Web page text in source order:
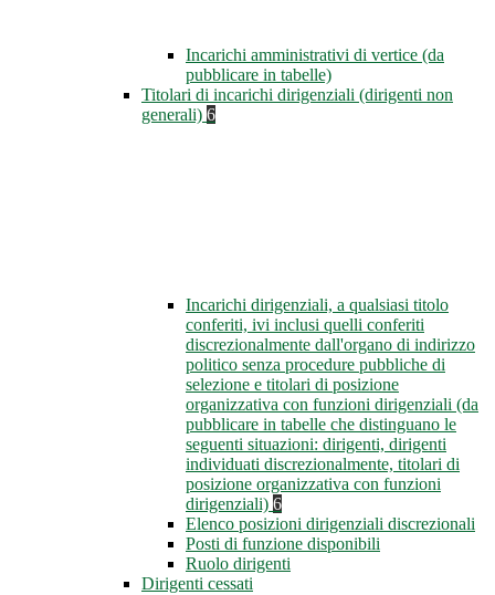
Incarichi amministrativi di vertice (da
pubblicare in tabelle)
Titolari di incarichi dirigenziali (dirigenti non
generali) 6
Incarichi dirigenziali, a qualsiasi titolo
conferiti, ivi inclusi quelli conferiti
discrezionalmente dall'organo di indirizzo
politico senza procedure pubbliche di
selezione e titolari di posizione
organizzativa con funzioni dirigenziali (da
pubblicare in tabelle che distinguano le
seguenti situazioni: dirigenti, dirigenti
individuati discrezionalmente, titolari di
posizione organizzativa con funzioni
dirigenziali) 6
Elenco posizioni dirigenziali discrezionali
Posti di funzione disponibili
Ruolo dirigenti
Dirigenti cessati